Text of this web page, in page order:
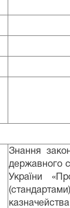
Знання
державного
України